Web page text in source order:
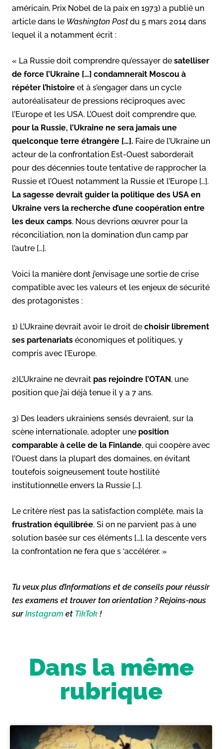
américain, Prix Nobel de la paix en 1973) a publié un
article dans le Washington Postdu 5 mars 2014 dans
lequel il a notamment écrit :
« La Russie doit comprendre qu’essayer de satelliser
de force l’Ukraine […] condamnerait Moscou à
répéter l’histoire et à s’engager dans un cycle
autoréalisateur de pressions réciproques avec
l’Europe et les USA. L’Ouest doit comprendre que,
pour la Russie, l’Ukraine ne sera jamais une
quelconque terre étrangère […]. Faire de l’Ukraine un
acteur de la confrontation Est-Ouest saborderait
pour des décennies toute tentative de rapprocher la
Russie et l’Ouest notamment la Russie et l’Europe […].
La sagesse devrait guider la politique des USA en
Ukraine vers la recherche d’une coopération entre
les deux camps. Nous devrions œuvrer pour la
réconciliation, non la domination d’un camp par
l’autre […].
Voici la manière dont j’envisage une sortie de crise
compatible avec les valeurs et les enjeux de sécurité
des protagonistes :
1) L’Ukraine devrait avoir le droit de choisir librement
ses partenariats économiques et politiques, y
compris avec l’Europe.
2)L’Ukraine ne devrait pas rejoindre l’OTAN, une
position que j’ai déjà tenue il y a 7 ans.
3) Des leaders ukrainiens sensés devraient, sur la
scène internationale, adopter une position
comparable à celle de la Finlande, qui coopère avec
l’Ouest dans la plupart des domaines, en évitant
toutefois soigneusement toute hostilité
institutionnelle envers la Russie […].
Le critère n’est pas la satisfaction complète, mais la
frustration équilibrée. Si on ne parvient pas à une
solution basée sur ces éléments […], la descente vers
la confrontation ne fera que s ‘accélérer. »
Tu veux plus d’informations et de conseils pour réussir
tes examens et trouver ton orientation ? Rejoins-nous
surInstagram et TikTok !
Dans la même
rubrique